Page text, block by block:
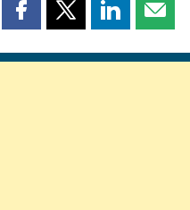
Partager
page
Partager
page
Partager
page page